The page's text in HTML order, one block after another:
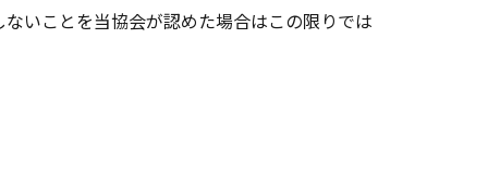
いことを当協会が認めた場合はこの限りでは